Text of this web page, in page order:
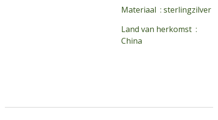
Materiaal : sterlingzilver
Land van herkomst :
China